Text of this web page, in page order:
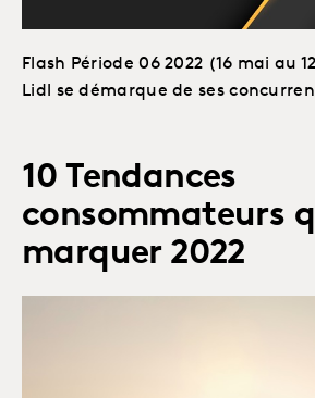
Flash Période 06 2022 (16 mai au
Lidl se démarque de ses
10 Tendances
consommateurs
marquer 2022